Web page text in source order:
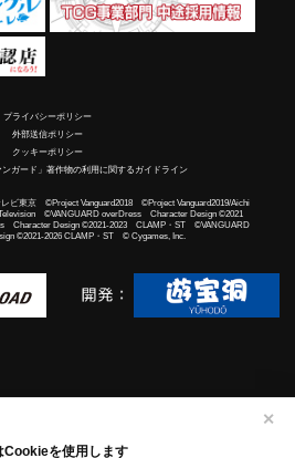
Cookieを使用します
✕
プライバシーポリシー
外部送信ポリシー
クッキーポリシー
ンガード」著作物の利用に関するガイドライン
ビ東京 ©Project Vanguard2018 ©Project Vanguard2019/Aichi
©VANGUARD overDress Character Design ©2021
Character Design ©2021-2023 CLAMP・ST ©VANGUARD
©2021-2026 CLAMP・ST © Cygames, Inc.